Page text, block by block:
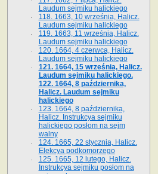
Laudum sejmiku halickiego
118. 1663, 10 września, Halicz.
Laudum sejmiku halickiego
119. 1663, 11 września, Halicz.
Laudum sejmiku halickiego
120. 1664, 4 czerwca, Halicz.
Laudum sejmiku halickiego
121. 1664, 15 września, Halicz.
Laudum sejmiku halickiego.
122. 1664, 8 października,
Halicz. Laudum sejmiku
halickiego
123. 1664, 8 października,
Halicz. Instrukcya sejmiku
halickiego posłom na sejm
walny
124. 1665, 22 stycznia, Halicz.
Elekcya podkomorzego
125. 1665, 12 lutego, Halicz.
Instrukcya sejmiku posłom na